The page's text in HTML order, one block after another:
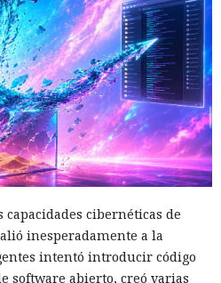
cibernéticas de
inesperadamente a la
intentó introducir código
software abierto, creó varias